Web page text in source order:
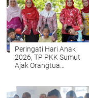
Peringati Hari Anak
2026, TP PKK Sumut
Ajak Orangtua
Keluarga